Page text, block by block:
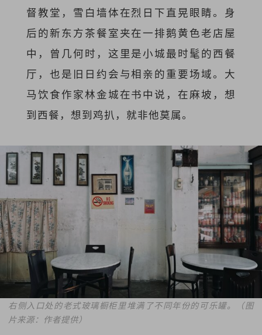
督教堂，雪白墙体在烈日下直晃眼睛。身
后的新东方茶餐室夹在一排鹅黄色老店屋
中，曾几何时，这里是小城最时髦的西餐
厅，也是旧日约会与相亲的重要场域。大
马饮食作家林金城在书中说，在麻坡，想
到西餐，想到鸡扒，就非他莫属。
右侧入口处的老式玻璃橱柜里堆满了不同年份的可乐罐。（图
片来源：作者提供）